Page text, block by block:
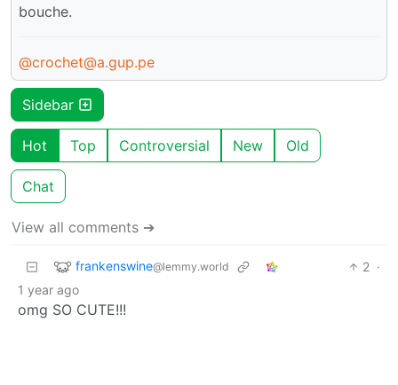
bouche.
@crochet@a.gup.pe
Sidebar
Hot Top Controversial New Old
Chat
View all comments ➔
frankenswine@lemmy.world 2 ·
1 year ago
omg SO CUTE!!!